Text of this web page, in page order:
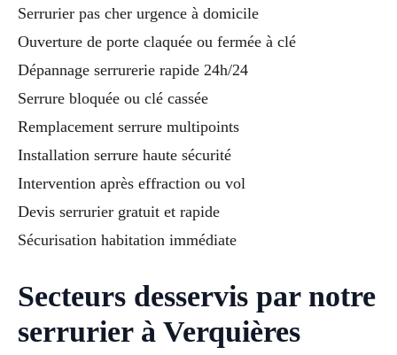
Serrurier pas cher urgence à domicile
Ouverture de porte claquée ou fermée à clé
Dépannage serrurerie rapide 24h/24
Serrure bloquée ou clé cassée
Remplacement serrure multipoints
Installation serrure haute sécurité
Intervention après effraction ou vol
Devis serrurier gratuit et rapide
Sécurisation habitation immédiate
Secteurs desservis par notre
serrurier à Verquières